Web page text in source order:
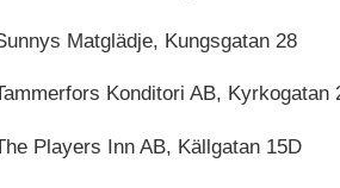
Matglädje, Kungsgatan 28
Konditori AB, Kyrkogatan
Players Inn AB, Källgatan 15D